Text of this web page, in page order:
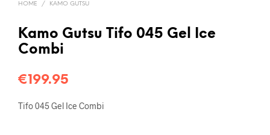
HOME / KAMO GUTSU
Kamo Gutsu Tifo 045 Gel Ice
Combi
€199.95
Tifo 045 Gel Ice Combi